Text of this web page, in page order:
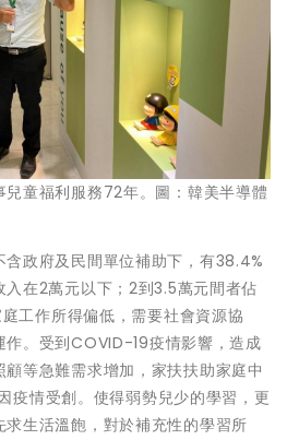
童福利服務72年。圖：韓美半導體
政府及民間單位補助下，有38.4%
在2萬元以下；2到3.5萬元間者佔
工作所得偏低，需要社會資源協
作。受到COVID-19疫情影響，造成
等急難需求增加，家扶扶助家庭中
疫情受創。使得弱勢兒少的學習，更
生活溫飽，對於補充性的學習所